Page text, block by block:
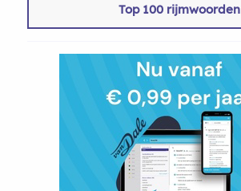
Top 100 rijmwoorden